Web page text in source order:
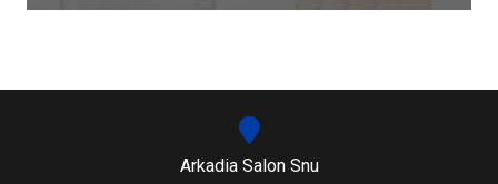
Arkadia Salon Snu